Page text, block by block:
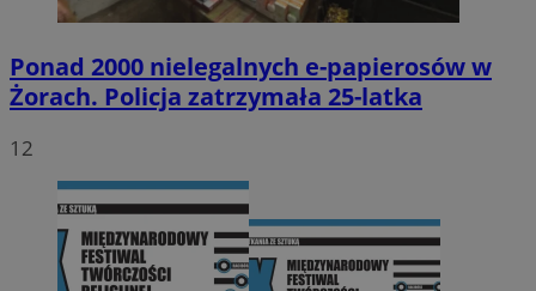
Ponad 2000 nielegalnych e-papierosów w
Żorach. Policja zatrzymała 25-latka
12